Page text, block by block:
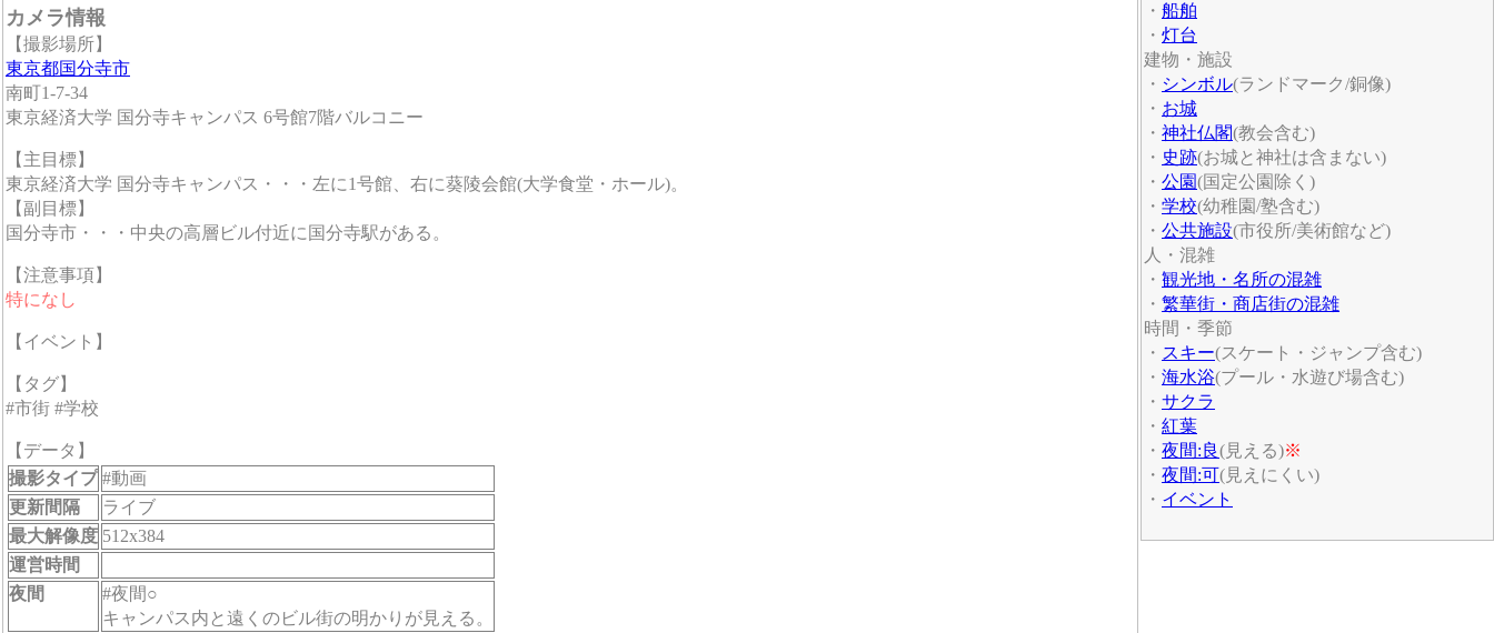
カメラ情報
【撮影場所】
東京都国分寺市
南町1-7-34
東京経済大学 国分寺キャンパス 6号館7階バルコニー
【主目標】
東京経済大学 国分寺キャンパス・・・左に1号館、右に葵陵会館(大学食堂・ホール)。
【副目標】
国分寺市・・・中央の高層ビル付近に国分寺駅がある。
【注意事項】
特になし
【イベント】
【タグ】
#市街 #学校
【データ】
撮影タイプ #動画
更新間隔
ライブ
最大解像度 512x384
運営時間
夜間
#夜間○
キャンパス内と遠くのビル街の明かりが見える。
・ 船舶
・ 灯台
建物・施設
・ シンボル(ランドマーク/銅像)
・ お城
・ 神社仏閣(教会含む)
・ 史跡(お城と神社は含まない)
・ 公園(国定公園除く)
・ 学校(幼稚園/塾含む)
・ 公共施設(市役所/美術館など)
人・混雑
・ 観光地・名所の混雑
・ 繁華街・商店街の混雑
時間・季節
・ スキー(スケート・ジャンプ含む)
・ 海水浴(プール・水遊び場含む)
・ サクラ
・ 紅葉
・ 夜間:良(見える)※
・ 夜間:可(見えにくい)
・ イベント